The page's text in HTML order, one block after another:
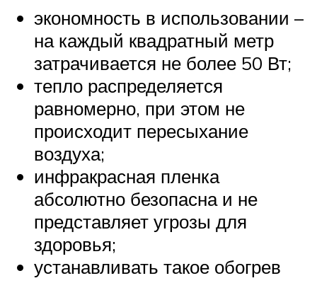
экономность в использовании –
на каждый квадратный метр
затрачивается не более 50 Вт;
тепло распределяется
равномерно, при этом не
происходит пересыхание
воздуха;
инфракрасная пленка
абсолютно безопасна и не
представляет угрозы для
здоровья;
устанавливать такое обогрев